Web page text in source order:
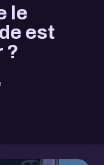
le
est
?